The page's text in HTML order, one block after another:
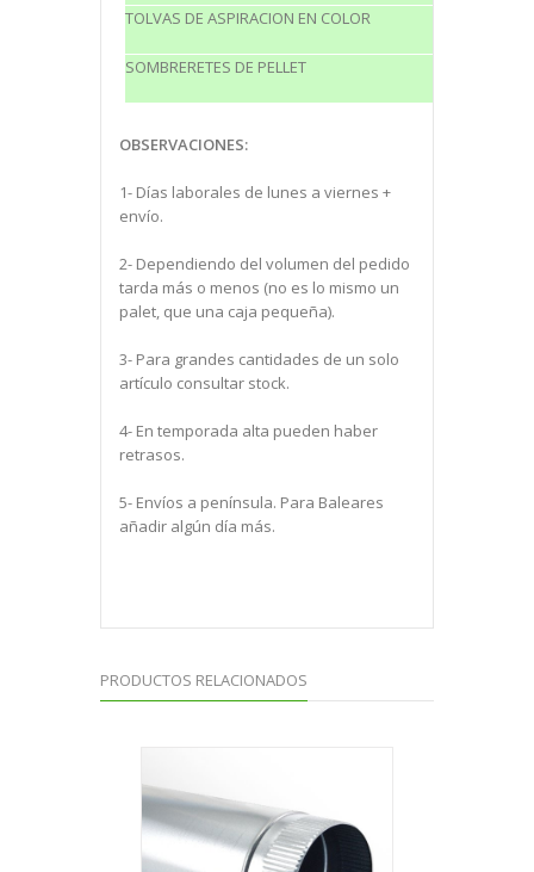
TOLVAS DE ASPIRACION EN COLOR
SOMBRERETES DE PELLET
OBSERVACIONES:
1- Días laborales de lunes a viernes +
envío.
2- Dependiendo del volumen del pedido
tarda más o menos (no es lo mismo un
palet, que una caja pequeña).
3- Para grandes cantidades de un solo
artículo consultar stock.
4- En temporada alta pueden haber
retrasos.
5- Envíos a península. Para Baleares
añadir algún día más.
PRODUCTOS RELACIONADOS